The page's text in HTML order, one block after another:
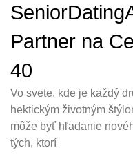
Partner na
40
Vo svete, kde je každý
hektickým životným
môže byť hľadanie
tých, ktorí